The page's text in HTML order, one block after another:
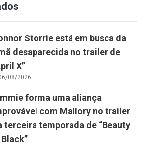
Storrie está em busca da
desaparecida no trailer de
X”
08/2026
forma uma aliança
com Mallory no trailer
terceira temporada de “Beauty